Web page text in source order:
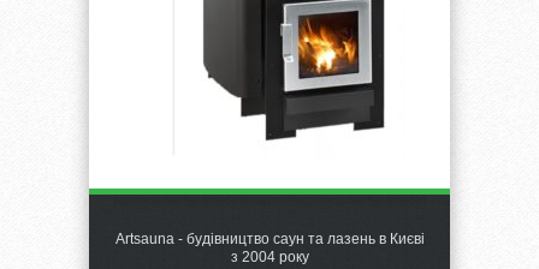
Artsauna - будівництво саун та лазень в Києві
з 2004 року